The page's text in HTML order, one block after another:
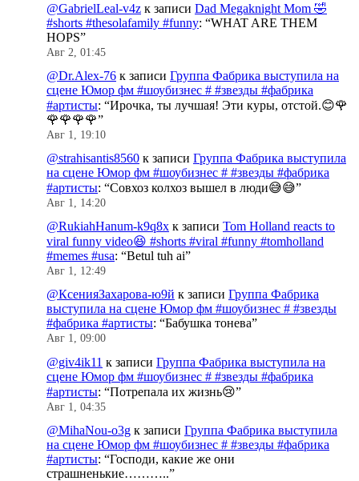
@GabrielLeal-v4z к записи Dad Megaknight Mom 🤣
#shorts #thesolafamily #funny: “WHAT ARE THEM
HOPS”
Авг 2, 01:45
@Dr.Alex-76 к записи Группа Фабрика выступила на
сцене Юмор фм #шоубизнес # #звезды #фабрика
#артисты: “Ирочка, ты лучшая! Эти куры, отстой.😊🌹
🌹🌹🌹🌹”
Авг 1, 19:10
@strahisantis8560 к записи Группа Фабрика выступила
на сцене Юмор фм #шоубизнес # #звезды #фабрика
#артисты: “Совхоз колхоз вышел в люди😅😅”
Авг 1, 14:20
@RukiahHanum-k9q8x к записи Tom Holland reacts to
viral funny video😆 #shorts #viral #funny #tomholland
#memes #usa: “Betul tuh ai”
Авг 1, 12:49
@КсенияЗахарова-ю9й к записи Группа Фабрика
выступила на сцене Юмор фм #шоубизнес # #звезды
#фабрика #артисты: “Бабушка тонева”
Авг 1, 09:00
@giv4ik11 к записи Группа Фабрика выступила на
сцене Юмор фм #шоубизнес # #звезды #фабрика
#артисты: “Потрепала их жизнь😢”
Авг 1, 04:35
@MihaNou-o3g к записи Группа Фабрика выступила
на сцене Юмор фм #шоубизнес # #звезды #фабрика
#артисты: “Господи, какие же они
страшненькие………..”